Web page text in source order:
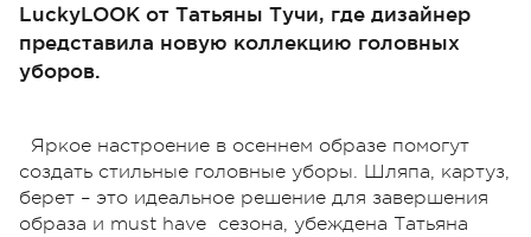
LuckyLOOK от Татьяны Тучи, где дизайнер
представила новую коллекцию головных
уборов.
Яркое настроение в осеннем образе помогут
создать стильные головные уборы. Шляпа, картуз,
берет – это идеальное решение для завершения
образа и must have сезона, убеждена Татьяна